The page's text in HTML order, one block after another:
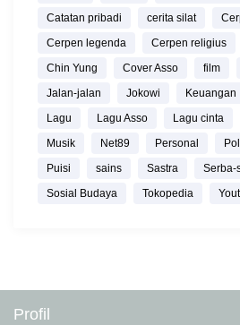
Catatan pribadi
cerita silat
Cerpen legenda
Cerpen religius
Chin Yung
Cover Asso film
Jalan-jalan
Jokowi Keuangan
Lagu
Lagu Asso Lagu cinta
Musik
Net89 Personal
Puisi
sains Sastra
Serba-
Sosial Budaya
Tokopedia
Profil